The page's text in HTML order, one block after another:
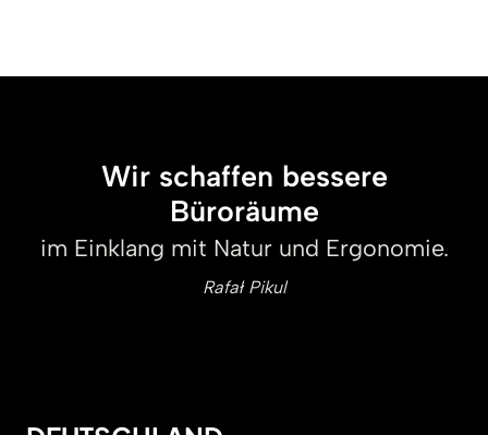
Wir schaffen bessere
Büroräume
im Einklang mit Natur und Ergonomie.
Rafał Pikul